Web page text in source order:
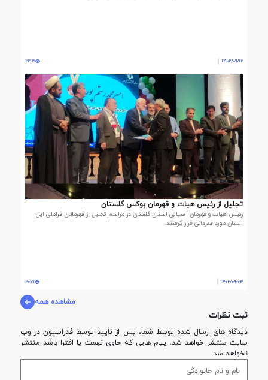
1402/09/12
2213
تجلیل از رئیس هیات و قهرمان بوکس گلستان
رئیس هیات و قهرمان آسیایی استان گلستان در مراسم تجلیل از قهرمانان فراملی این
استان مورد قدردانی قرار گرفتند.
1402/09/04
2071
مشاهده همه
ثبت نظرات
دیدگاه های ارسال شده توسط شما، پس از تایید توسط فدراسيون در وب
سایت منتشر خواهد شد. پیام هایی که حاوی تهمت یا افترا باشد منتشر
نخواهد شد.